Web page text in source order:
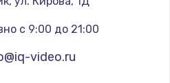
телефона
709 руб.
с 9:00 до 21:00
video.ru